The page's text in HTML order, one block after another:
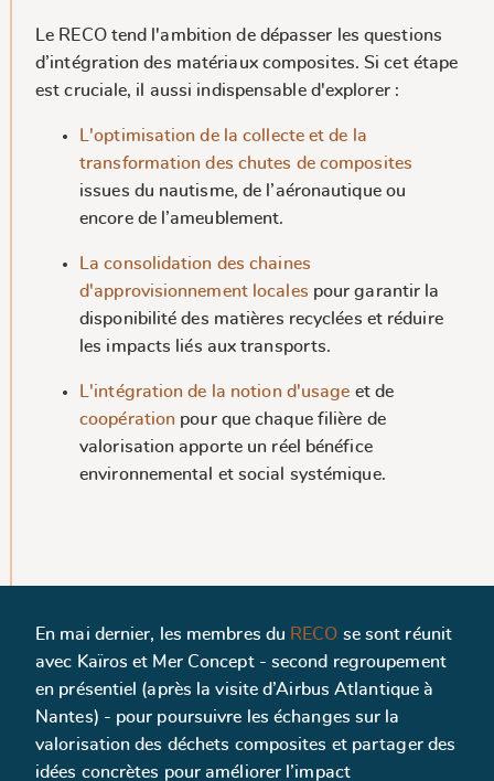
Le RECO tend l'ambition de dépasser les questions
d’intégration des matériaux composites. Si cet étape
est cruciale, il aussi indispensable d'explorer :
L'optimisation de la collecte et de la
transformation des chutes de composites
issues du nautisme, de l’aéronautique ou
encore de l’ameublement.
La consolidation des chaines
d'approvisionnement locales pour garantir la
disponibilité des matières recyclées et réduire
les impacts liés aux transports.
L'intégration de la notion d'usage et de
coopération pour que chaque filière de
valorisation apporte un réel bénéfice
environnemental et social systémique.
En mai dernier, les membres du RECO se sont réunit
avec Kaïros et Mer Concept - second regroupement
en présentiel (après la visite d’Airbus Atlantique à
Nantes) - pour poursuivre les échanges sur la
valorisation des déchets composites et partager des
idées concrètes pour améliorer l’impact